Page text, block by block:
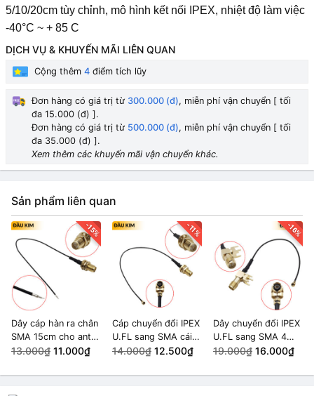
5/10/20cm tùy chỉnh, mô hình kết nối IPEX, nhiệt độ làm việc
-40°C ~ + 85 C
DỊCH VỤ & KHUYẾN MÃI LIÊN QUAN
Cộng thêm 4 điểm tích lũy
Đơn hàng có giá trị từ 300.000 (đ), miễn phí vận chuyển [ tối
đa 15.000 (đ) ].
Đơn hàng có giá trị từ 500.000 (đ), miễn phí vận chuyển [ tối
đa 35.000 (đ) ].
Xem thêm các khuyến mãi vận chuyển khác.
Sản phẩm liên quan
-15%
Dây cáp hàn ra chân
SMA 15cm cho anten
Wifi | GPS |
2.4G | 5G | 5.8G Kim
13.000₫ 11.000₫
-11%
Cáp chuyển đổi IPEX
U.FL sang SMA cái
dài 15cm đầu kim
14.000₫ 12.500₫
-16%
Dây chuyển đổi IPEX
U.FL sang SMA 4
chân 10cm, cable
WiFi | GSM | 4G |
19.000₫ 16.000₫